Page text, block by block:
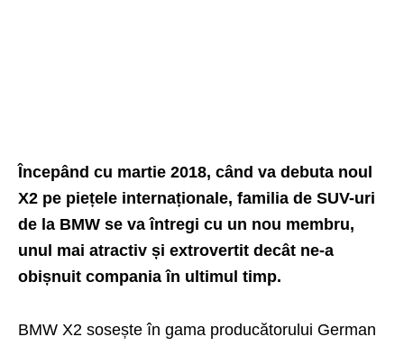
Începând cu martie 2018, când va debuta noul
X2 pe piețele internaționale, familia de SUV-uri
de la BMW se va întregi cu un nou membru,
unul mai atractiv și extrovertit decât ne-a
obișnuit compania în ultimul timp.
BMW X2 sosește în gama producătorului German